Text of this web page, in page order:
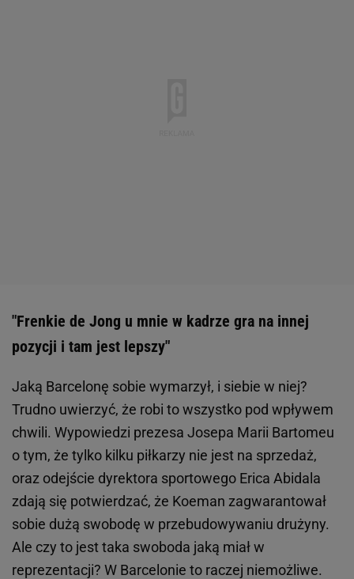
"Frenkie de Jong u mnie w kadrze gra na innej
pozycji i tam jest lepszy"
Jaką Barcelonę sobie wymarzył, i siebie w niej?
Trudno uwierzyć, że robi to wszystko pod wpływem
chwili. Wypowiedzi prezesa Josepa Marii Bartomeu
o tym, że tylko kilku piłkarzy nie jest na sprzedaż,
oraz odejście dyrektora sportowego Erica Abidala
zdają się potwierdzać, że Koeman zagwarantował
sobie dużą swobodę w przebudowywaniu drużyny.
Ale czy to jest taka swoboda jaką miał w
reprezentacji? W Barcelonie to raczej niemożliwe.